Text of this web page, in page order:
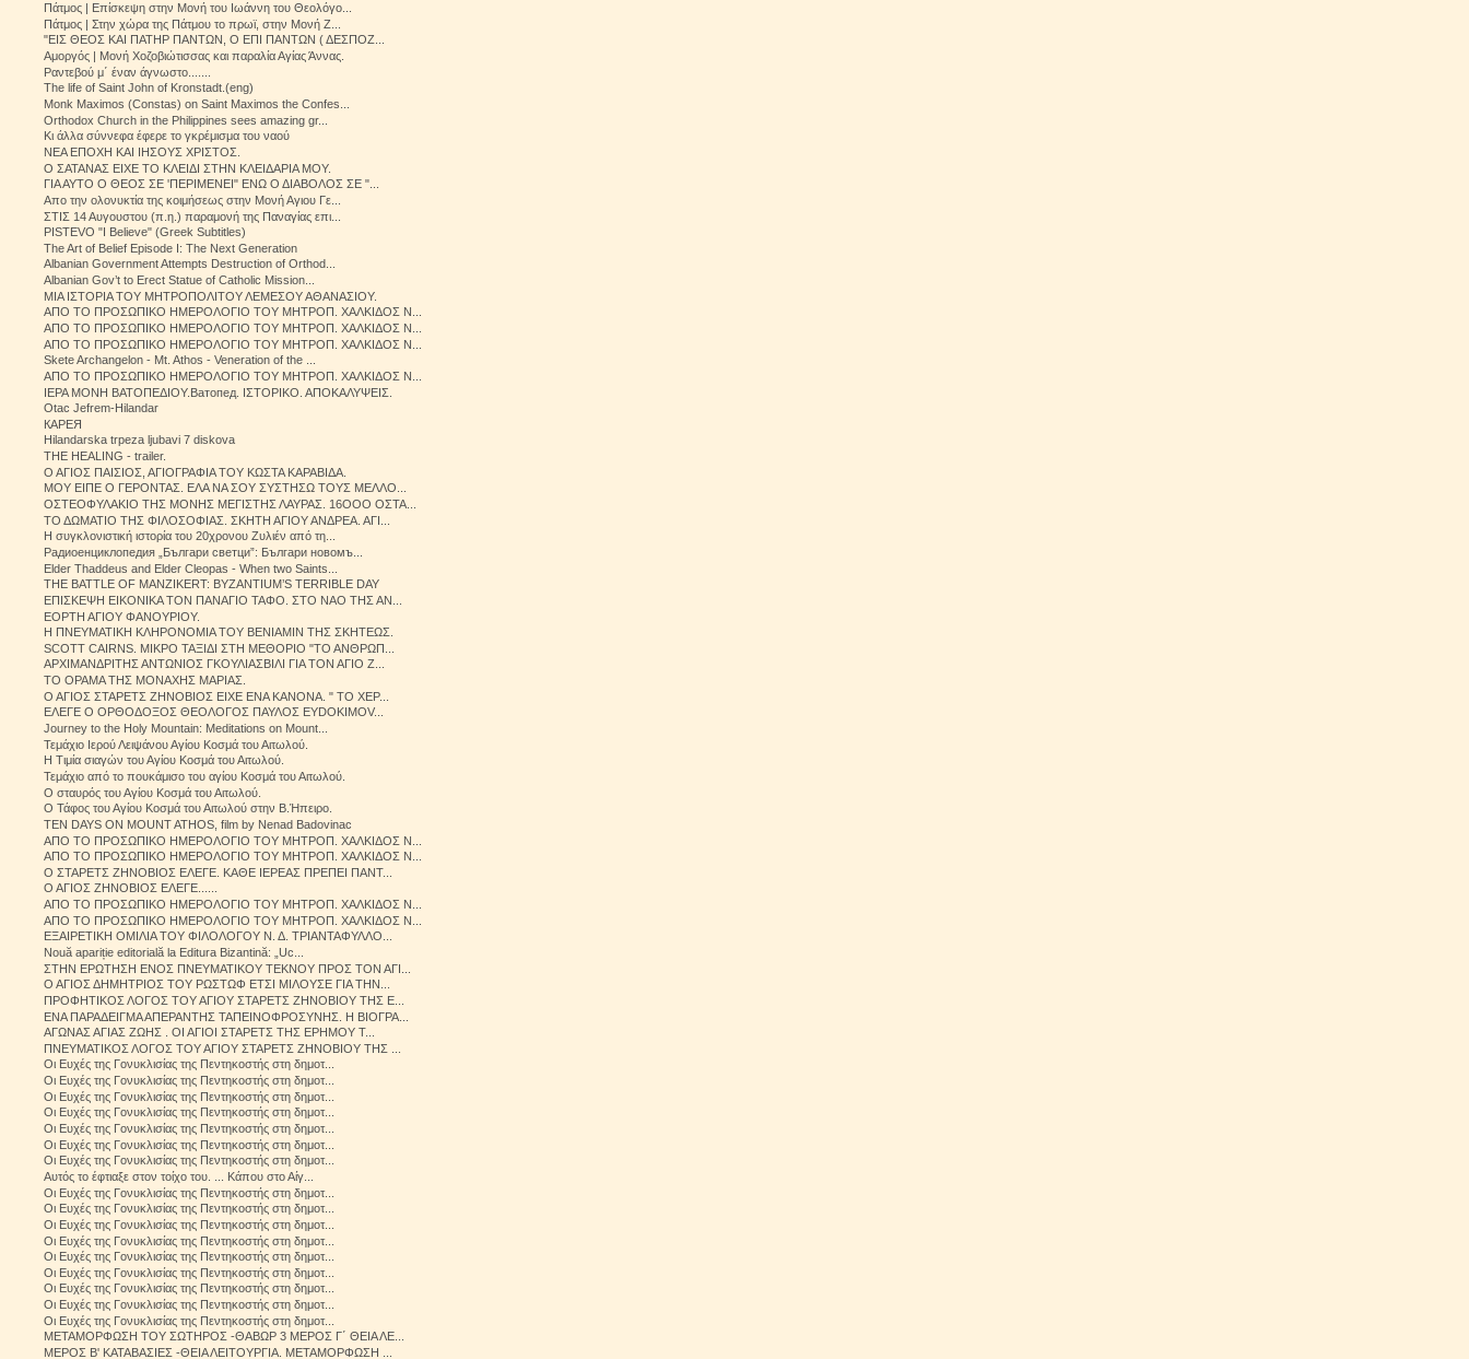
Πάτμος | Επίσκεψη στην Μονή του Ιωάννη του Θεολόγο...
Πάτμος | Στην χώρα της Πάτμου το πρωϊ, στην Μονή Ζ...
"ΕΙΣ ΘΕΟΣ ΚΑΙ ΠΑΤΗΡ ΠΑΝΤΩΝ, Ο ΕΠΙ ΠΑΝΤΩΝ ( ΔΕΣΠΟΖ...
Αμοργός | Μονή Χοζοβιώτισσας και παραλία Αγίας Άννας.
Ραντεβού μ΄ έναν άγνωστο.......
The life of Saint John of Kronstadt.(eng)
Monk Maximos (Constas) on Saint Maximos the Confes...
Orthodox Church in the Philippines sees amazing gr...
Κι άλλα σύννεφα έφερε το γκρέμισμα του ναού
ΝΕΑ ΕΠΟΧΗ ΚΑΙ ΙΗΣΟΥΣ ΧΡΙΣΤΟΣ.
Ο ΣΑΤΑΝΑΣ ΕΙΧΕ ΤΟ ΚΛΕΙΔΙ ΣΤΗΝ ΚΛΕΙΔΑΡΙΑ ΜΟΥ.
ΓΙΑ ΑΥΤΟ Ο ΘΕΟΣ ΣΕ 'ΠΕΡΙΜΕΝΕΙ" ΕΝΩ Ο ΔΙΑΒΟΛΟΣ ΣΕ "...
Απο την ολονυκτία της κοιμήσεως στην Μονή Αγιου Γε...
ΣΤΙΣ 14 Αυγουστου (π.η.) παραμονή της Παναγίας επι...
PISTEVO "I Believe" (Greek Subtitles)
The Art of Belief Episode I: The Next Generation
Albanian Government Attempts Destruction of Orthod...
Albanian Gov’t to Erect Statue of Catholic Mission...
ΜΙΑ ΙΣΤΟΡΙΑ ΤΟΥ ΜΗΤΡΟΠΟΛΙΤΟΥ ΛΕΜΕΣΟΥ ΑΘΑΝΑΣΙΟΥ.
ΑΠΟ ΤΟ ΠΡΟΣΩΠΙΚΟ ΗΜΕΡΟΛΟΓΙΟ ΤΟΥ ΜΗΤΡΟΠ. ΧΑΛΚΙΔΟΣ Ν...
ΑΠΟ ΤΟ ΠΡΟΣΩΠΙΚΟ ΗΜΕΡΟΛΟΓΙΟ ΤΟΥ ΜΗΤΡΟΠ. ΧΑΛΚΙΔΟΣ Ν...
ΑΠΟ ΤΟ ΠΡΟΣΩΠΙΚΟ ΗΜΕΡΟΛΟΓΙΟ ΤΟΥ ΜΗΤΡΟΠ. ΧΑΛΚΙΔΟΣ Ν...
Skete Archangelon - Mt. Athos - Veneration of the ...
ΑΠΟ ΤΟ ΠΡΟΣΩΠΙΚΟ ΗΜΕΡΟΛΟΓΙΟ ΤΟΥ ΜΗΤΡΟΠ. ΧΑΛΚΙΔΟΣ Ν...
ΙΕΡΑ ΜΟΝΗ ΒΑΤΟΠΕΔΙΟΥ.Ватопед. ΙΣΤΟΡΙΚΟ. ΑΠΟΚΑΛΥΨΕΙΣ.
Otac Jefrem-Hilandar
КАРЕЯ
Hilandarska trpeza ljubavi 7 diskova
THE HEALING - trailer.
Ο ΑΓΙΟΣ ΠΑΙΣΙΟΣ, ΑΓΙΟΓΡΑΦΙΑ ΤΟΥ ΚΩΣΤΑ ΚΑΡΑΒΙΔΑ.
ΜΟΥ ΕΙΠΕ Ο ΓΕΡΟΝΤΑΣ. ΕΛΑ ΝΑ ΣΟΥ ΣΥΣΤΗΣΩ ΤΟΥΣ ΜΕΛΛΟ...
ΟΣΤΕΟΦΥΛΑΚΙΟ ΤΗΣ ΜΟΝΗΣ ΜΕΓΙΣΤΗΣ ΛΑΥΡΑΣ. 16ΟΟΟ ΟΣΤΑ...
ΤΟ ΔΩΜΑΤΙΟ ΤΗΣ ΦΙΛΟΣΟΦΙΑΣ. ΣΚΗΤΗ ΑΓΙΟΥ ΑΝΔΡΕΑ. ΑΓΙ...
Η συγκλονιστική ιστορία του 20χρονου Ζυλιέν από τη...
Радиоенциклопедия „Българи светци”: Българи новомъ...
Elder Thaddeus and Elder Cleopas - When two Saints...
THE BATTLE OF MANZIKERT: BYZANTIUM’S TERRIBLE DAY
ΕΠΙΣΚΕΨΗ ΕΙΚΟΝΙΚΑ ΤΟΝ ΠΑΝΑΓΙΟ ΤΑΦΟ. ΣΤΟ ΝΑΟ ΤΗΣ ΑΝ...
ΕΟΡΤΗ ΑΓΙΟΥ ΦΑΝΟΥΡΙΟΥ.
Η ΠΝΕΥΜΑΤΙΚΗ ΚΛΗΡΟΝΟΜΙΑ ΤΟΥ ΒΕΝΙΑΜΙΝ ΤΗΣ ΣΚΗΤΕΩΣ.
SCOTT CAIRNS. ΜΙΚΡΟ ΤΑΞΙΔΙ ΣΤΗ ΜΕΘΟΡΙΟ "ΤΟ ΑΝΘΡΩΠ...
ΑΡΧΙΜΑΝΔΡΙΤΗΣ ΑΝΤΩΝΙΟΣ ΓΚΟΥΛΙΑΣΒΙΛΙ ΓΙΑ ΤΟΝ ΑΓΙΟ Ζ...
ΤΟ ΟΡΑΜΑ ΤΗΣ ΜΟΝΑΧΗΣ ΜΑΡΙΑΣ.
Ο ΑΓΙΟΣ ΣΤΑΡΕΤΣ ΖΗΝΟΒΙΟΣ ΕΙΧΕ ΕΝΑ ΚΑΝΟΝΑ. " ΤΟ ΧΕΡ...
ΕΛΕΓΕ Ο ΟΡΘΟΔΟΞΟΣ ΘΕΟΛΟΓΟΣ ΠΑΥΛΟΣ EYDOKIMOV...
Journey to the Holy Mountain: Meditations on Mount...
Τεμάχιο Ιερού Λειψάνου Αγίου Κοσμά του Αιτωλού.
Η Τιμία σιαγών του Αγίου Κοσμά του Αιτωλού.
Τεμάχιο από το πουκάμισο του αγίου Κοσμά του Αιτωλού.
Ο σταυρός του Αγίου Κοσμά του Αιτωλού.
Ο Τάφος του Αγίου Κοσμά του Αιτωλού στην Β.Ήπειρο.
TEN DAYS ON MOUNT ATHOS, film by Nenad Badovinac
ΑΠΟ ΤΟ ΠΡΟΣΩΠΙΚΟ ΗΜΕΡΟΛΟΓΙΟ ΤΟΥ ΜΗΤΡΟΠ. ΧΑΛΚΙΔΟΣ Ν...
ΑΠΟ ΤΟ ΠΡΟΣΩΠΙΚΟ ΗΜΕΡΟΛΟΓΙΟ ΤΟΥ ΜΗΤΡΟΠ. ΧΑΛΚΙΔΟΣ Ν...
Ο ΣΤΑΡΕΤΣ ΖΗΝΟΒΙΟΣ ΕΛΕΓΕ. ΚΑΘΕ ΙΕΡΕΑΣ ΠΡΕΠΕΙ ΠΑΝΤ...
Ο ΑΓΙΟΣ ΖΗΝΟΒΙΟΣ ΕΛΕΓΕ......
ΑΠΟ ΤΟ ΠΡΟΣΩΠΙΚΟ ΗΜΕΡΟΛΟΓΙΟ ΤΟΥ ΜΗΤΡΟΠ. ΧΑΛΚΙΔΟΣ Ν...
ΑΠΟ ΤΟ ΠΡΟΣΩΠΙΚΟ ΗΜΕΡΟΛΟΓΙΟ ΤΟΥ ΜΗΤΡΟΠ. ΧΑΛΚΙΔΟΣ Ν...
ΕΞΑΙΡΕΤΙΚΗ ΟΜΙΛΙΑ ΤΟΥ ΦΙΛΟΛΟΓΟΥ Ν. Δ. ΤΡΙΑΝΤΑΦΥΛΛΟ...
Nouă apariție editorială la Editura Bizantină: „Uc...
ΣΤΗΝ ΕΡΩΤΗΣΗ ΕΝΟΣ ΠΝΕΥΜΑΤΙΚΟΥ ΤΕΚΝΟΥ ΠΡΟΣ ΤΟΝ ΑΓΙ...
Ο ΑΓΙΟΣ ΔΗΜΗΤΡΙΟΣ ΤΟΥ ΡΩΣΤΩΦ ΕΤΣΙ ΜΙΛΟΥΣΕ ΓΙΑ ΤΗΝ...
ΠΡΟΦΗΤΙΚΟΣ ΛΟΓΟΣ ΤΟΥ ΑΓΙΟΥ ΣΤΑΡΕΤΣ ΖΗΝΟΒΙΟΥ ΤΗΣ Ε...
ΕΝΑ ΠΑΡΑΔΕΙΓΜΑ ΑΠΕΡΑΝΤΗΣ ΤΑΠΕΙΝΟΦΡΟΣΥΝΗΣ. Η ΒΙΟΓΡΑ...
ΑΓΩΝΑΣ ΑΓΙΑΣ ΖΩΗΣ . ΟΙ ΑΓΙΟΙ ΣΤΑΡΕΤΣ ΤΗΣ ΕΡΗΜΟΥ Τ...
ΠΝΕΥΜΑΤΙΚΟΣ ΛΟΓΟΣ ΤΟΥ ΑΓΙΟΥ ΣΤΑΡΕΤΣ ΖΗΝΟΒΙΟΥ ΤΗΣ ...
Οι Ευχές της Γονυκλισίας της Πεντηκοστής στη δημοτ...
Οι Ευχές της Γονυκλισίας της Πεντηκοστής στη δημοτ...
Οι Ευχές της Γονυκλισίας της Πεντηκοστής στη δημοτ...
Οι Ευχές της Γονυκλισίας της Πεντηκοστής στη δημοτ...
Οι Ευχές της Γονυκλισίας της Πεντηκοστής στη δημοτ...
Οι Ευχές της Γονυκλισίας της Πεντηκοστής στη δημοτ...
Οι Ευχές της Γονυκλισίας της Πεντηκοστής στη δημοτ...
Αυτός το έφτιαξε στον τοίχο του. ... Κάπου στο Αίγ...
Οι Ευχές της Γονυκλισίας της Πεντηκοστής στη δημοτ...
Οι Ευχές της Γονυκλισίας της Πεντηκοστής στη δημοτ...
Οι Ευχές της Γονυκλισίας της Πεντηκοστής στη δημοτ...
Οι Ευχές της Γονυκλισίας της Πεντηκοστής στη δημοτ...
Οι Ευχές της Γονυκλισίας της Πεντηκοστής στη δημοτ...
Οι Ευχές της Γονυκλισίας της Πεντηκοστής στη δημοτ...
Οι Ευχές της Γονυκλισίας της Πεντηκοστής στη δημοτ...
Οι Ευχές της Γονυκλισίας της Πεντηκοστής στη δημοτ...
Οι Ευχές της Γονυκλισίας της Πεντηκοστής στη δημοτ...
ΜΕΤΑΜΟΡΦΩΣΗ ΤΟΥ ΣΩΤΗΡΟΣ -ΘΑΒΩΡ 3 ΜΕΡΟΣ Γ΄ ΘΕΙΑ ΛΕ...
ΜΕΡΟΣ Β' ΚΑΤΑΒΑΣΙΕΣ -ΘΕΙΑ ΛΕΙΤΟΥΡΓΙΑ. ΜΕΤΑΜΟΡΦΩΣΗ ...